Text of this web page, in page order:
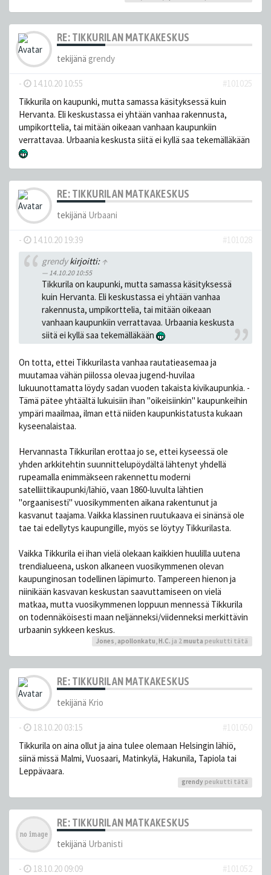
RE: TIKKURILAN MATKAKESKUS
tekijänä grendy
- 14.10.20 10:55
#101025
Tikkurila on kaupunki, mutta samassa käsityksessä kuin
Hervanta. Eli keskustassa ei yhtään vanhaa rakennusta,
umpikorttelia, tai mitään oikeaan vanhaan kaupunkiin
verrattavaa. Urbaania keskusta siitä ei kyllä saa tekemälläkään
RE: TIKKURILAN MATKAKESKUS
tekijänä Urbaani
- 14.10.20 19:39
#101028
grendykirjoitti: ↑
14.10.20 10:55
Tikkurila on kaupunki, mutta samassa käsityksessä
kuin Hervanta. Eli keskustassa ei yhtään vanhaa
rakennusta, umpikorttelia, tai mitään oikeaan
vanhaan kaupunkiin verrattavaa. Urbaania keskusta
siitä ei kyllä saa tekemälläkään
On totta, ettei Tikkurilasta vanhaa rautatieasemaa ja
muutamaa vähän piilossa olevaa jugend-huvilaa
lukuunottamatta löydy sadan vuoden takaista kivikaupunkia. -
Tämä pätee yhtäältä lukuisiin ihan "oikeisiinkin" kaupunkeihin
ympäri maailmaa, ilman että niiden kaupunkistatusta kukaan
kyseenalaistaa.
Hervannasta Tikkurilan erottaa jo se, ettei kyseessä ole
yhden arkkitehtin suunnittelupöydältä lähtenyt yhdellä
rupeamalla enimmäkseen rakennettu moderni
satelliittikaupunki/lähiö, vaan 1860-luvulta lähtien
"orgaanisesti" vuosikymmenten aikana rakentunut ja
kasvanut taajama. Vaikka klassinen ruutukaava ei sinänsä ole
tae tai edellytys kaupungille, myös se löytyy Tikkurilasta.
Vaikka Tikkurila ei ihan vielä olekaan kaikkien huulilla uutena
trendialueena, uskon alkaneen vuosikymmenen olevan
kaupunginosan todellinen läpimurto. Tampereen hienon ja
niinikään kasvavan keskustan saavuttamiseen on vielä
matkaa, mutta vuosikymmenen loppuun mennessä Tikkurila
on todennäköisesti maan neljänneksi/viidenneksi merkittävin
urbaanin sykkeen keskus.
Jones apollonkatu H.C. ja 2 muuta peukutti tätä
RE: TIKKURILAN MATKAKESKUS
tekijänä Krio
- 18.10.20 03:15
#101050
Tikkurila on aina ollut ja aina tulee olemaan Helsingin lähiö,
siinä missä Malmi, Vuosaari, Matinkylä, Hakunila, Tapiola tai
Leppävaara.
grendy peukutti tätä
RE: TIKKURILAN MATKAKESKUS
tekijänä Urbanisti
- 18.10.20 09:09
#101052